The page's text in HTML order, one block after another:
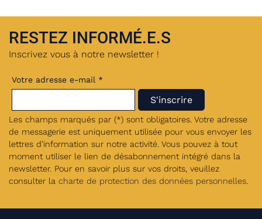
RESTEZ INFORMÉ.E.S
Inscrivez vous à notre newsletter !
Votre adresse e-mail *
Les champs marqués par (*) sont obligatoires. Votre adresse
de messagerie est uniquement utilisée pour vous envoyer les
lettres d’information sur notre activité. Vous pouvez à tout
moment utiliser le lien de désabonnement intégré dans la
newsletter. Pour en savoir plus sur vos droits, veuillez
consulter la charte de protection des données personnelles